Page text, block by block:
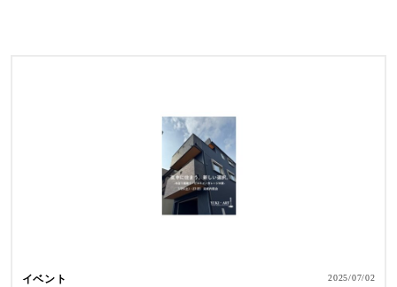
イベント 2025/07/02